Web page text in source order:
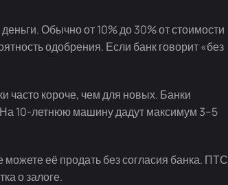
Обычно от 10% до 30% от стоимости
одобрения. Если банк говорит «без
часто короче, чем для новых. Банки
10-летнююмашину дадут максимум 3–5
её продать без согласия банка. ПТС
о залоге.